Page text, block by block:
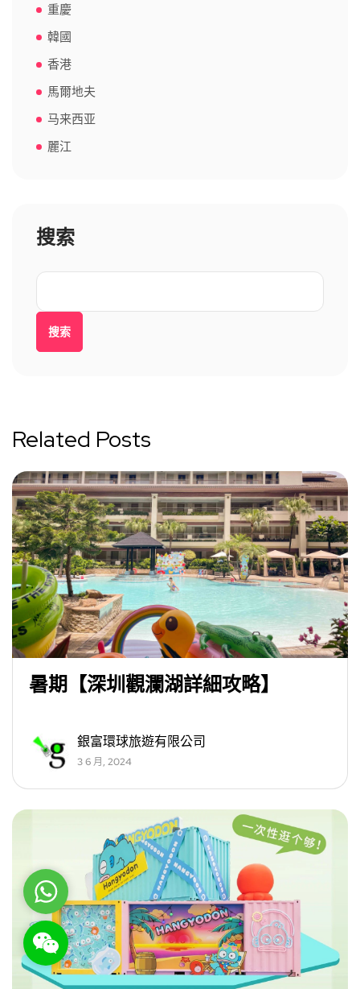
重慶
韓國
香港
馬爾地夫
马来西亚
麗江
搜索
搜索
Related Posts
暑期【深圳觀瀾湖詳細攻略】
銀富環球旅遊有限公司
3 6 月, 2024
WhatsApp
WeChat: rsgt819